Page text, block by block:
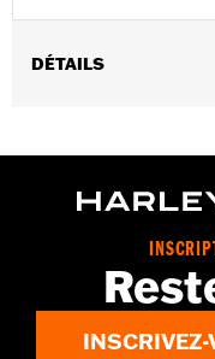
DÉTAILS
Sold In Units:Each
Grab strap
Pillion Width:14.0
Pillion Width UOM:
WARRANTY:1 year
INSCRIVEZ-